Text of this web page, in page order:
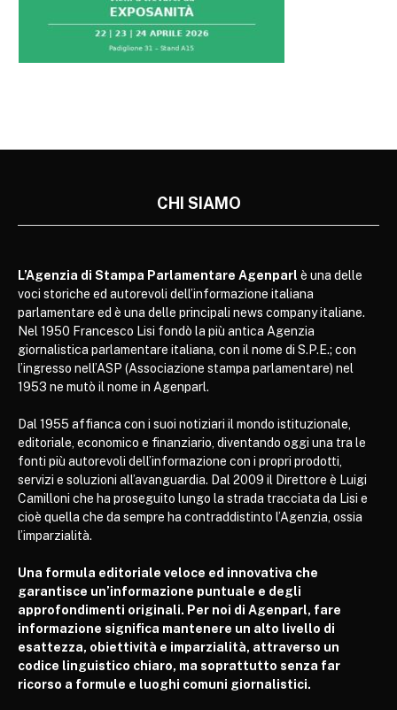
CHI SIAMO
L’Agenzia di Stampa Parlamentare Agenparl è una delle
voci storiche ed autorevoli dell’informazione italiana
parlamentare ed è una delle principali news company italiane.
Nel 1950 Francesco Lisi fondò la più antica Agenzia
giornalistica parlamentare italiana, con il nome di S.P.E.; con
l’ingresso nell’ASP (Associazione stampa parlamentare) nel
1953 ne mutò il nome in Agenparl.
Dal 1955 affianca con i suoi notiziari il mondo istituzionale,
editoriale, economico e finanziario, diventando oggi una tra le
fonti più autorevoli dell’informazione con i propri prodotti,
servizi e soluzioni all’avanguardia. Dal 2009 il Direttore è Luigi
Camilloni che ha proseguito lungo la strada tracciata da Lisi e
cioè quella che da sempre ha contraddistinto l’Agenzia, ossia
l’imparzialità.
Una formula editoriale veloce ed innovativa che
garantisce un’informazione puntuale e degli
approfondimenti originali. Per noi di Agenparl, fare
informazione significa mantenere un alto livello di
esattezza, obiettività e imparzialità, attraverso un
codice linguistico chiaro, ma soprattutto senza far
ricorso a formule e luoghi comuni giornalistici.